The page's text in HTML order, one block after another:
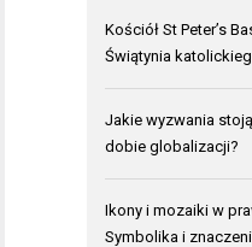
Kościół St Peter’s
Świątynia
Jakie wyzwania
dobie globalizacji?
Ikony i mozaiki w
Symbolika i